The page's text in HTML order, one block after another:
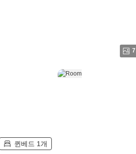
7
퀸베드 1개